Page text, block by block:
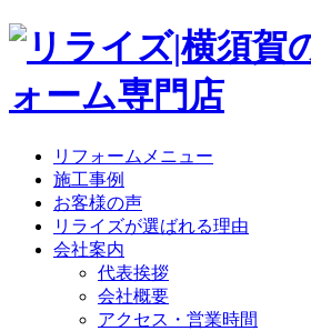
リフォームメニュー
施工事例
お客様の声
リライズが選ばれる理由
会社案内
代表挨拶
会社概要
アクセス・営業時間